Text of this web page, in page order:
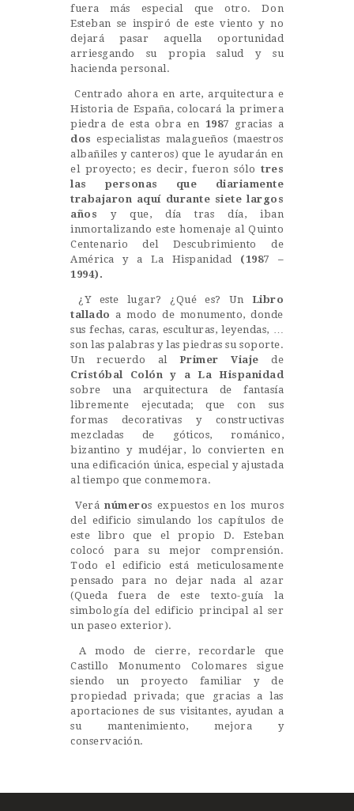
fuera más especial que otro. Don
Esteban se inspiró de este viento y no
dejará pasar aquella oportunidad
arriesgando su propia salud y su
hacienda personal.
Centrado ahora en arte, arquitectura e
Historia de España, colocará la primera
piedra de esta obra en 1987 gracias a
dos especialistas malagueños (maestros
albañiles y canteros) que le ayudarán en
el proyecto; es decir, fueron sólo tres
las personas que diariamente
trabajaron aquí durante siete largos
años y que, día tras día, iban
inmortalizando este homenaje al Quinto
Centenario del Descubrimiento de
América y a La Hispanidad (1987 –
1994).
¿Y este lugar? ¿Qué es? Un Libro
tallado a modo de monumento, donde
sus fechas, caras, esculturas, leyendas, …
son las palabras y las piedras su soporte.
Un recuerdo al Primer Viaje de
Cristóbal Colón y a La Hispanidad
sobre una arquitectura de fantasía
libremente ejecutada; que con sus
formas decorativas y constructivas
mezcladas de góticos, románico,
bizantino y mudéjar, lo convierten en
una edificación única, especial y ajustada
al tiempo que conmemora.
Verá números expuestos en los muros
del edificio simulando los capítulos de
este libro que el propio D. Esteban
colocó para su mejor comprensión.
Todo el edificio está meticulosamente
pensado para no dejar nada al azar
(Queda fuera de este texto-guía la
simbología del edificio principal al ser
un paseo exterior).
A modo de cierre, recordarle que
Castillo Monumento Colomares sigue
siendo un proyecto familiar y de
propiedad privada; que gracias a las
aportaciones de sus visitantes, ayudan a
su mantenimiento, mejora y
conservación.